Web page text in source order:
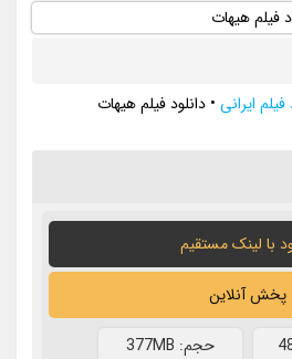
فیلم ایرانی • دانلود فیلم هیهات
با لينک مستقيم
پخش آنلاین
حجم: 377MB